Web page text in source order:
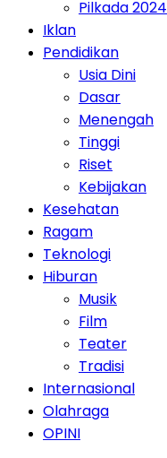
Pilkada 2024
Iklan
Pendidikan
Usia Dini
Dasar
Menengah
Tinggi
Riset
Kebijakan
Kesehatan
Ragam
Teknologi
Hiburan
Musik
Film
Teater
Tradisi
Internasional
Olahraga
OPINI